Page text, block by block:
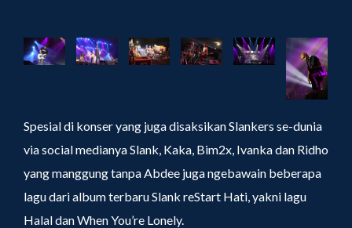
Spesial di konser yang juga disaksikan Slankers se-dunia
via social medianya Slank, Kaka, Bim2x, Ivanka dan Ridho
yang manggung tanpa Abdee juga ngebawain beberapa
lagu dari album terbaru Slank reStart Hati, yakni lagu
Halal dan When You’re Lonely.